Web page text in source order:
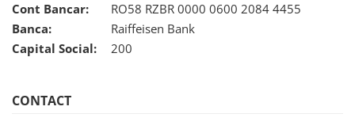
Cont Bancar:
RO58 RZBR 0000 0600 2084 4455
Banca:
Raiffeisen Bank
Capital Social:
200
CONTACT